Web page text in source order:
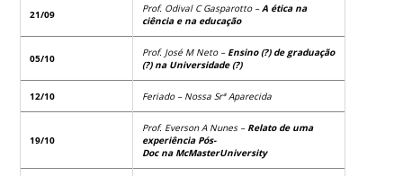
21/09 Prof. OdivalCGasparotto–A ética na
ciência e na educação
05/10 Prof. José M Neto– Ensino (?) degraduação
(?) na Universidade (?)
12/10 Feriado – Nossa SrªAparecida
19/10
Prof. Everson A Nunes – Relato de uma
experiência Pós-
Docna McMasterUniversity